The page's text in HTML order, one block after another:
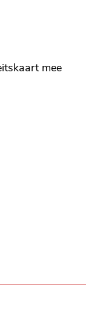
mee